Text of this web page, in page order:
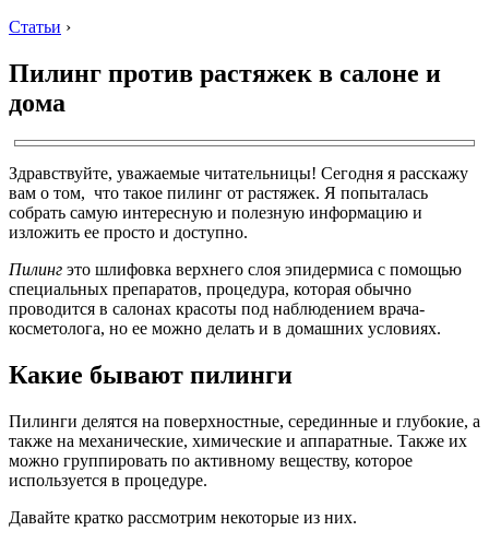
Статьи ›
Пилинг против растяжек в салоне и
дома
Здравствуйте, уважаемые читательницы! Сегодня я расскажу
вам о том, что такое пилинг от растяжек. Я попыталась
собрать самую интересную и полезную информацию и
изложить ее просто и доступно.
Пилинг это шлифовка верхнего слоя эпидермиса с помощью
специальных препаратов, процедура, которая обычно
проводится в салонах красоты под наблюдением врача-
косметолога, но ее можно делать и в домашних условиях.
Какие бывают пилинги
Пилинги делятся на поверхностные, серединные и глубокие, а
также на механические, химические и аппаратные. Также их
можно группировать по активному веществу, которое
используется в процедуре.
Давайте кратко рассмотрим некоторые из них.